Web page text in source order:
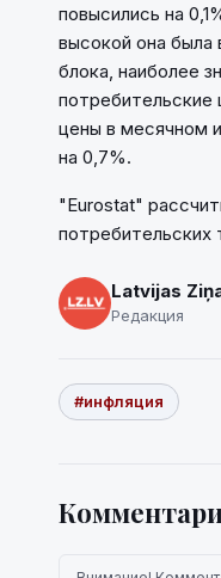
повысились на
высокой она была
блока, наиболее
потребительские
цены в месячном
на 0,7%.
"Eurostat"
потребительских
Latvijas
Редакция
#инфляция